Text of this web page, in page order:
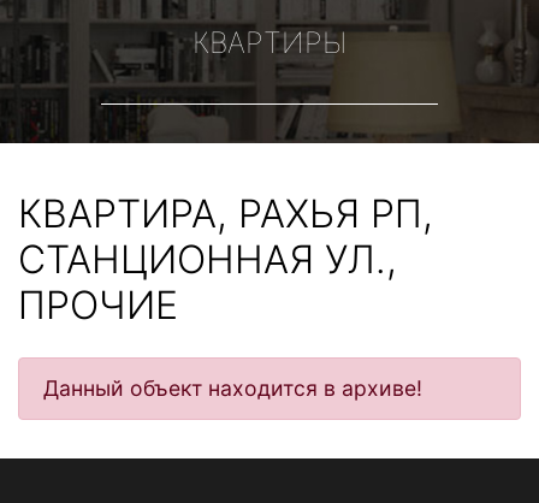
КВАРТИРЫ
КВАРТИРА, РАХЬЯ РП,
СТАНЦИОННАЯ УЛ.,
ПРОЧИЕ
Данный объект находится в архиве!